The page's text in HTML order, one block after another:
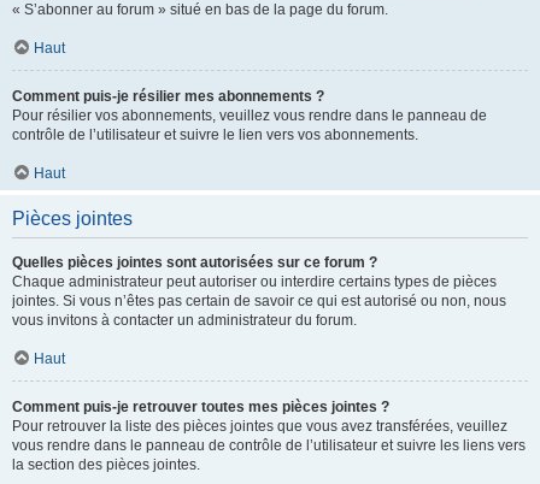
« S’abonner au forum » situé en bas de la page du forum.
Haut
Comment puis-je résilier mes abonnements ?
Pour résilier vos abonnements, veuillez vous rendre dans le panneau de
contrôle de l’utilisateur et suivre le lien vers vos abonnements.
Haut
Pièces jointes
Quelles pièces jointes sont autorisées sur ce forum ?
Chaque administrateur peut autoriser ou interdire certains types de pièces
jointes. Si vous n’êtes pas certain de savoir ce qui est autorisé ou non, nous
vous invitons à contacter un administrateur du forum.
Haut
Comment puis-je retrouver toutes mes pièces jointes ?
Pour retrouver la liste des pièces jointes que vous avez transférées, veuillez
vous rendre dans le panneau de contrôle de l’utilisateur et suivre les liens vers
la section des pièces jointes.